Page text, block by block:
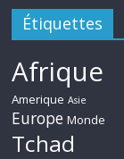
Étiquettes
Afrique
Amerique Asie
Europe Monde
Tchad